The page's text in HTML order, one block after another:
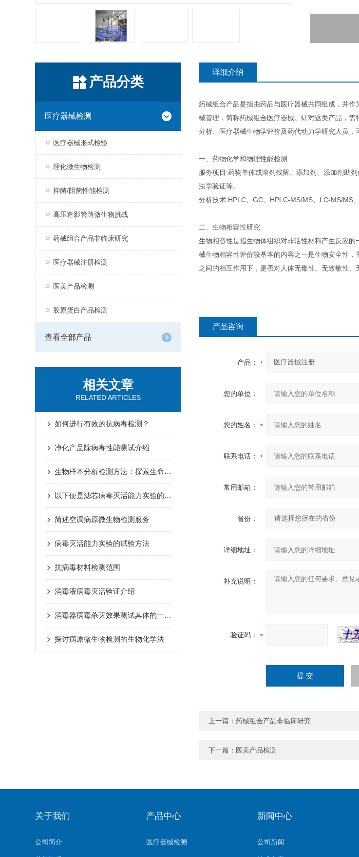
产品分类
医疗器械检测
医疗器械形式检验
理化微生物检测
抑菌/阻菌性能检测
高压造影管路微生物挑战
药械组合产品非临床研究
医疗器械注册检测
医美产品检测
胶原蛋白产品检测
查看全部产品
相关文章
RELATED ARTICLES
如何进行有效的抗病毒检测？
净化产品除病毒性能测试介绍
生物样本分析检测方法：探索生命科学的钥匙
以下便是滤芯病毒灭活能力实验的具体步骤
简述空调病原微生物检测服务
病毒灭活能力实验的试验方法
抗病毒材料检测范围
消毒液病毒灭活验证介绍
消毒器病毒杀灭效果测试具体的一个流程如下
探讨病原微生物检测的生物化学法
详细介绍
药械组合产品是指由药品与医疗器械共同组成，并
械管理，简称药械组合医疗器械。针对这类产品，
分析、医疗器械生物学评价及药代动力学研究人员，
一、药物化学和物理性能检测
服务项目:药物单体或溶剂残留、添加剂、添加剂助
法学验证等。
分析技术:HPLC、GC、HPLC-MS/MS、LC-MS/MS
二、生物相容性研究
生物相容性是指生物体组织对非活性材料产生反应
械生物相容性评价较基本的内容之一是生物安全性
之间的相互作用下，是否对人体无毒性、无致敏性
产品咨询
产品：
您的单位：
您的姓名：
联系电话：
常用邮箱：
省份：
详细地址：
补充说明：
验证码：
上一篇： 药械组合产品非临床研究
下一篇： 医美产品检测
关于我们
公司简介
产品中心
医疗器械检测
新闻中心
公司新闻